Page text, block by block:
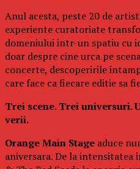
Anul acesta, peste 20 de
experiente curatoriate
domeniului intr-un spatiu cu
doar despre cine urca pe
concerte, descoperirile
care face ca fiecare editie sa
Trei scene. Trei universuri.
verii.
Orange Main Stage aduce
aniversara. De la intensitatea